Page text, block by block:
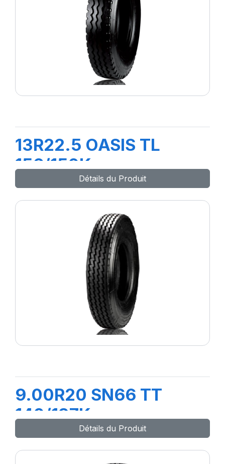
13R22.5 OASIS TL
156/150K
Détails du Produit
9.00R20 SN66 TT
140/137K
Détails du Produit